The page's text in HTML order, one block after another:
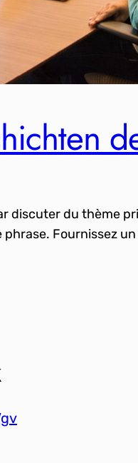
discuter du thème
Fournissez